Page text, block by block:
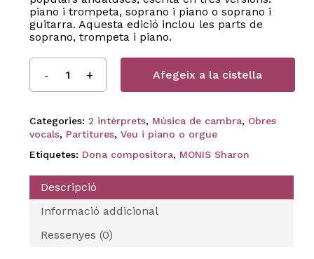
piano i trompeta, soprano i piano o soprano i
guitarra. Aquesta edició inclou les parts de
soprano, trompeta i piano.
Afegeix a la cistella
Categories: 2 intèrprets, Música de cambra, Obres
vocals, Partitures, Veu i piano o orgue
Etiquetes: Dona compositora, MONIS Sharon
Descripció
Informació addicional
Ressenyes (0)